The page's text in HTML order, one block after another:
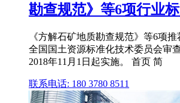
勘查规范》等6项行业
《方解石矿地质勘查规范》等6项
全国国土资源标准化技术委员会审
2018年11月1日起实施。 首页 简
联系电话: 180 3780 8511